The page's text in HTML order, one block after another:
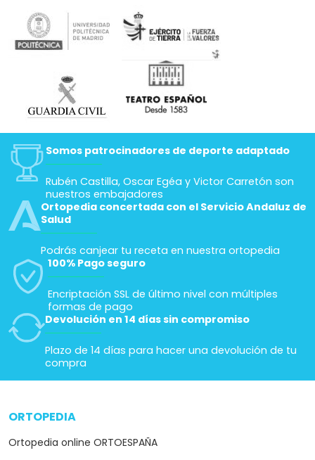
Somos patrocinadores de deporte adaptado
Rubén Castilla, Oscar Egéa y Victor Carretón son
nuestros embajadores
Ortopedia concertada con el Servicio Andaluz de
Salud
Podrás canjear tu receta en nuestra ortopedia
100% Pago seguro
Encriptación SSL de último nivel con múltiples
formas de pago
Devolución en 14 días sin compromiso
Plazo de 14 días para hacer una devolución de tu
compra
ORTOPEDIA
Ortopedia online ORTOESPAÑA